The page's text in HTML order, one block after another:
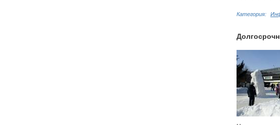
Категория: